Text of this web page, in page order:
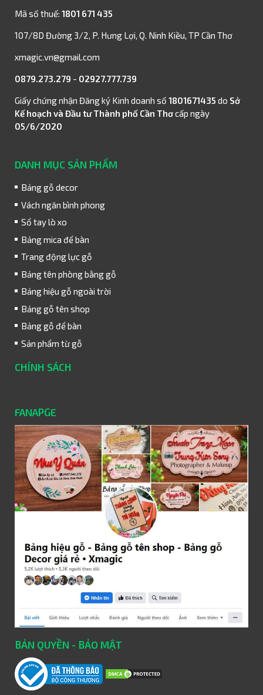
Mã số thuế: 1801 671 435
107/8D Đường 3/2, P. Hưng Lợi, Q. Ninh Kiều, TP Cần Thơ
xmagic.vn@gmail.com
0879.273.279 - 02927.777.739
Giấy chứng nhận Đăng ký Kinh doanh số 1801671435 do Sở
Kế hoạch và Đầu tư Thành phố Cần Thơcấp ngày
05/6/2020
DANH MỤC SẢN PHẨM
Bảng gỗ decor
Vách ngăn bình phong
Sổ tay lò xo
Bảng mica để bàn
Trang động lực gỗ
Bảng tên phòng bằng gỗ
Bảng hiệu gỗ ngoài trời
Bảng gỗ tên shop
Bảng gỗ để bàn
Sản phẩm từ gỗ
CHÍNH SÁCH
FANAPGE
BẢN QUYỀN - BẢO MẬT